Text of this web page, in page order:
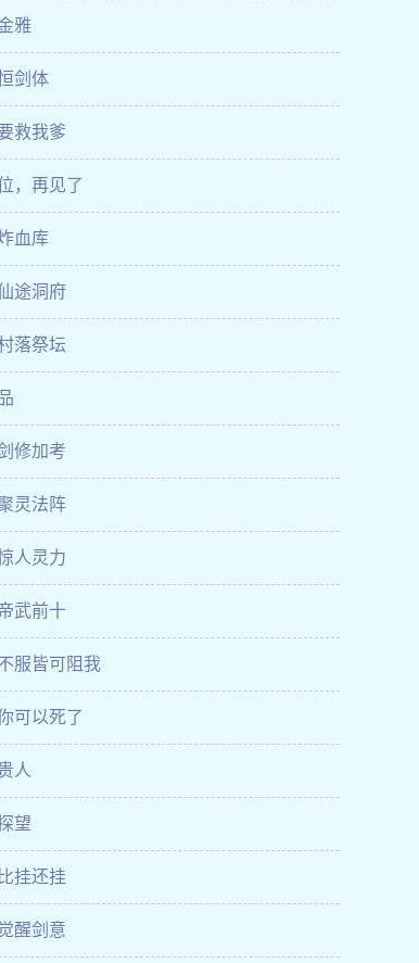
雅
剑体
救我爹
，再见了
血库
途洞府
落祭坛
修加考
灵法阵
人灵力
武前十
服皆可阻我
可以死了
人
望
挂还挂
醒剑意